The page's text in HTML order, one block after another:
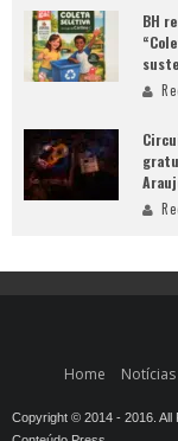
BH
Home Notícias
Copyright © 2014 - 2016. All